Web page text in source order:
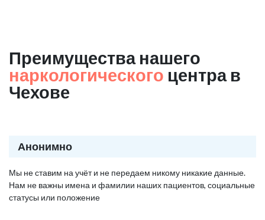
Преимущества нашего
наркологического центра в
Чехове
Анонимно
Мы не ставим на учёт и не передаем никому никакие данные.
Нам не важны имена и фамилии наших пациентов, социальные
статусы или положение